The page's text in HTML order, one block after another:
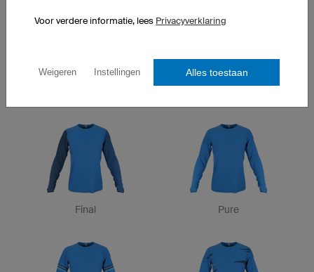
Final Pure
Voor verdere informatie, lees Privacyverklaring
Weigeren Instellingen Alles toestaan